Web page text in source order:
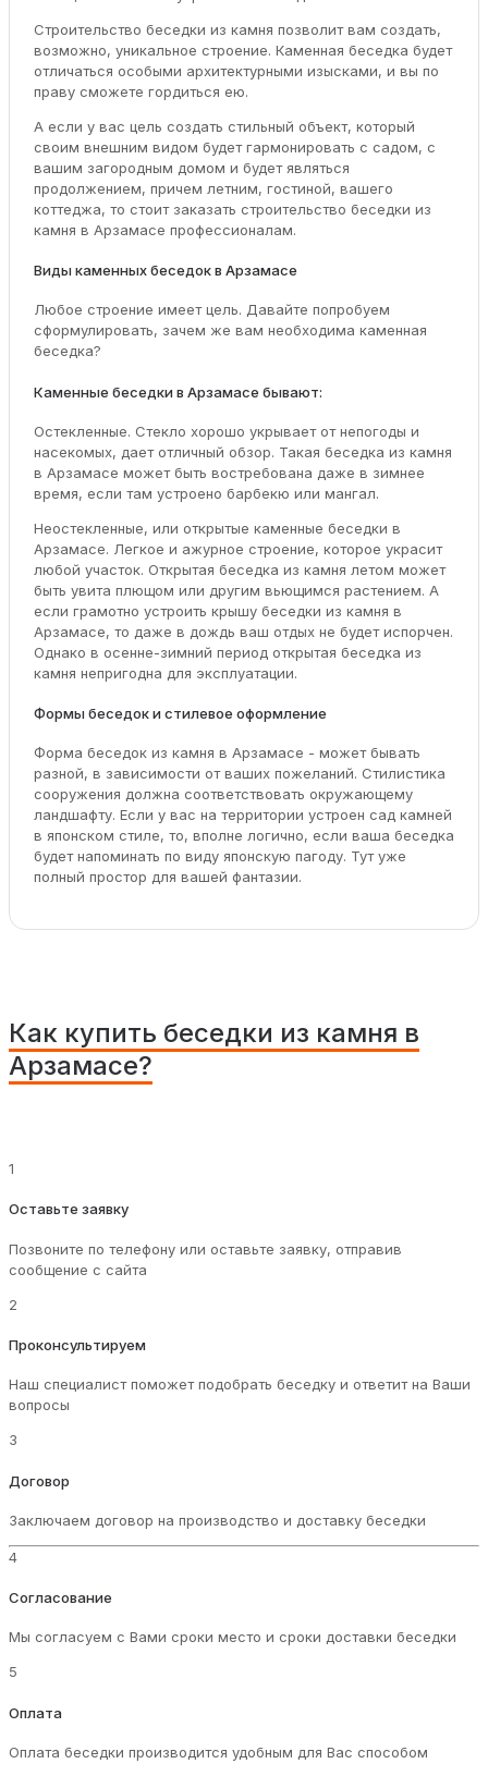
Строительство беседки из камня позволит вам создать,
возможно, уникальное строение. Каменная беседка будет
отличаться особыми архитектурными изысками, и вы по
праву сможете гордиться ею.
А если у вас цель создать стильный объект, который
своим внешним видом будет гармонировать с садом, с
вашим загородным домом и будет являться
продолжением, причем летним, гостиной, вашего
коттеджа, то стоит заказать строительство беседки из
камня в Арзамасе профессионалам.
Виды каменных беседок в Арзамасе
Любое строение имеет цель. Давайте попробуем
сформулировать, зачем же вам необходима каменная
беседка?
Каменные беседки в Арзамасе бывают:
Остекленные. Стекло хорошо укрывает от непогоды и
насекомых, дает отличный обзор. Такая беседка из камня
в Арзамасе может быть востребована даже в зимнее
время, если там устроено барбекю или мангал.
Неостекленные, или открытые каменные беседки в
Арзамасе. Легкое и ажурное строение, которое украсит
любой участок. Открытая беседка из камня летом может
быть увита плющом или другим вьющимся растением. А
если грамотно устроить крышу беседки из камня в
Арзамасе, то даже в дождь ваш отдых не будет испорчен.
Однако в осенне-зимний период открытая беседка из
камня непригодна для эксплуатации.
Формы беседок и стилевое оформление
Форма беседок из камня в Арзамасе - может бывать
разной, в зависимости от ваших пожеланий. Стилистика
сооружения должна соответствовать окружающему
ландшафту. Если у вас на территории устроен сад камней
в японском стиле, то, вполне логично, если ваша беседка
будет напоминать по виду японскую пагоду. Тут уже
полный простор для вашей фантазии.
Как купить беседки из камня в
Арзамасе?
1
Оставьте заявку
Позвоните по телефону или оставьте заявку, отправив
сообщение с сайта
2
Проконсультируем
Наш специалист поможет подобрать беседку и ответит на Ваши
вопросы
3
Договор
Заключаем договор на производство и доставку беседки
4
Согласование
Мы согласуем с Вами сроки место и сроки доставки беседки
5
Оплата
Оплата беседки производится удобным для Вас способом